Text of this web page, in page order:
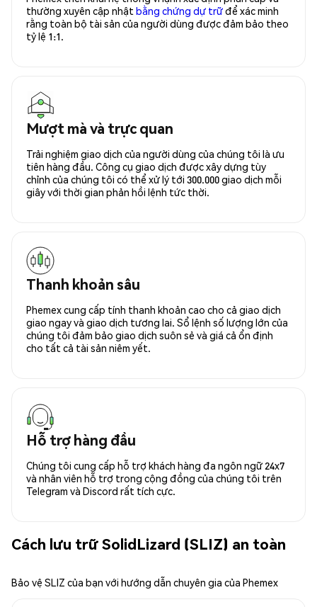
thường xuyên cập nhật bằng chứng dự trữđể xác minh
rằng toàn bộ tài sản của người dùng được đảm bảo theo
tỷ lệ 1:1.
Mượt mà và trực quan
Trải nghiệm giao dịch của người dùng của chúng tôi là ưu
tiên hàng đầu. Công cụ giao dịch được xây dựng tùy
chỉnh của chúng tôi có thể xử lý tới 300.000 giao dịch mỗi
giây với thời gian phản hồi lệnh tức thời.
Thanh khoản sâu
Phemex cung cấp tính thanh khoản cao cho cả giao dịch
giao ngay và giao dịch tương lai. Sổ lệnh số lượng lớn của
chúng tôi đảm bảo giao dịch suôn sẻ và giá cả ổn định
cho tất cả tài sản niêm yết.
Hỗ trợ hàng đầu
Chúng tôi cung cấp hỗ trợ khách hàng đa ngôn ngữ 24x7
và nhân viên hỗ trợ trong cộng đồng của chúng tôi trên
Telegram và Discord rất tích cực.
Cách lưu trữ SolidLizard (SLIZ) an toàn
Bảo vệ SLIZ của bạn với hướng dẫn chuyên gia của Phemex